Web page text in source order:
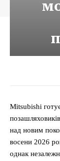
Mitsubishi
над новим
восени 2026
однак